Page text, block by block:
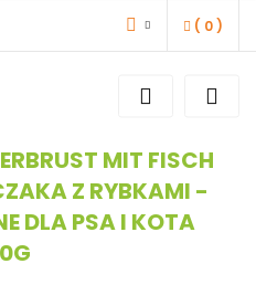
( 0 )
MIT FISCH
Z RYBKAMI -
DLA PSA I KOTA